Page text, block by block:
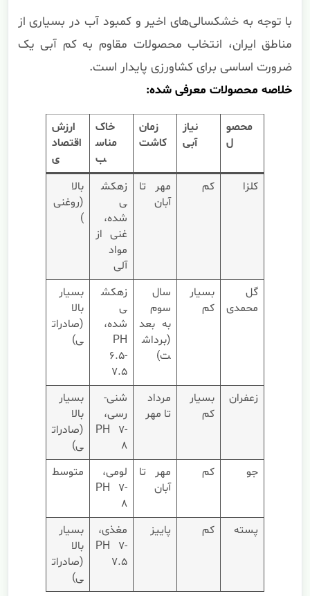
با توجه به خشکسالی‌های اخیر و کمبود آب در بسیاری از
مناطق ایران، انتخاب محصولات مقاوم به کم آبی یک
ضرورت اساسی برای کشاورزی پایدار است.
خلاصه محصولات معرفی شده:
محصو
ل
نیاز
آبی
زمان
کاشت
خاک
مناس
ب
ارزش
اقتصاد
ی
کلزا
کم
مهر تا
آبان
زهکش
ی
شده،
غنی از
مواد
آلی
بالا
(روغنی
)
گل
محمدی
بسیار
کم
سال
سوم
به بعد
(برداش
ت)
زهکش
ی
شده،
PH
6.5-
7.5
بسیار
بالا
(صادرات
ی)
زعفران
بسیار
کم
مرداد
تا مهر
شنی-
رسی،
PH 7-
8
بسیار
بالا
(صادرات
ی)
جو
کم
مهر تا
آبان
لومی،
PH 7-
8
متوسط
پسته کم پاییز
مغذی،
PH 7-
7.5
بسیار
بالا
(صادرات
ی)